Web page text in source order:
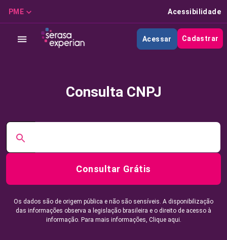
PME Acessibilidade
Acessar Cadastrar
Consulta CNPJ
Consultar Grátis
Os dados são de origem pública e não são sensíveis. A disponibilização
das informações observa a legislação brasileira e o direito de acesso à
informação. Para mais informações, Clique aqui.